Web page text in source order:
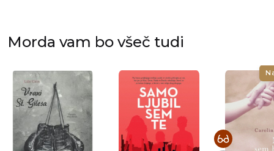
Morda vam bo všeč tudi